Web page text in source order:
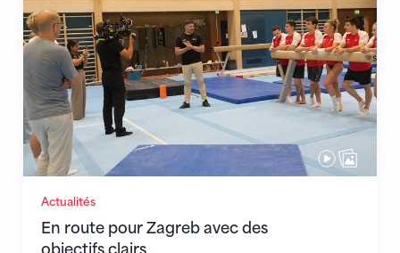
Actualités
En route pour Zagreb avec des